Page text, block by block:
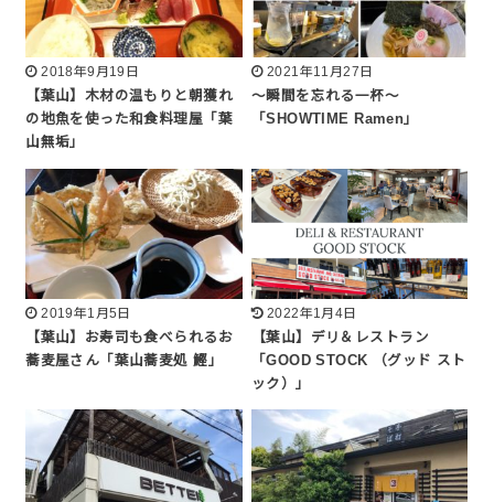
2018年9月19日
【葉山】木材の温もりと朝獲れ
の地魚を使った和食料理屋「葉
山無垢」
2021年11月27日
～瞬間を忘れる一杯～
「SHOWTIME Ramen」
2019年1月5日
【葉山】お寿司も食べられるお
蕎麦屋さん「葉山蕎麦処 鰹」
2022年1月4日
【葉山】デリ＆レストラン
「GOOD STOCK （グッド スト
ック）」